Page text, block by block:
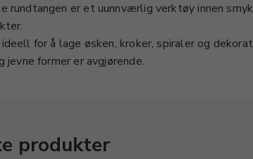
rundtangen er et uunnværlig verktøy innen
ideell for å lage øsken, kroker, spiraler og
jevne former er avgjørende.
produkter